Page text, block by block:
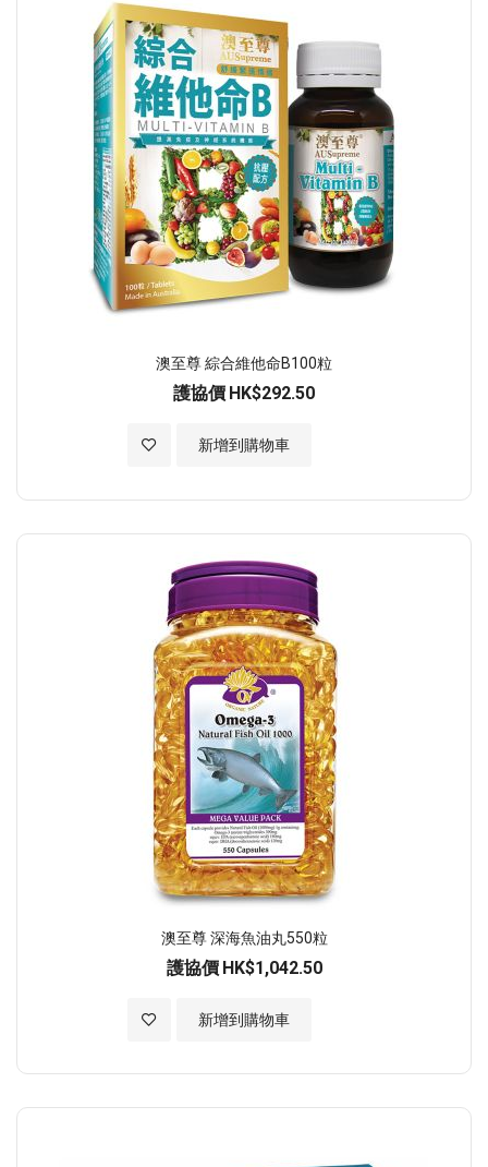
澳至尊 綜合維他命B100粒
護協價 HK$292.50
新增到購物車
加入至願望清單
澳至尊 深海魚油丸550粒
護協價 HK$1,042.50
新增到購物車
加入至願望清單